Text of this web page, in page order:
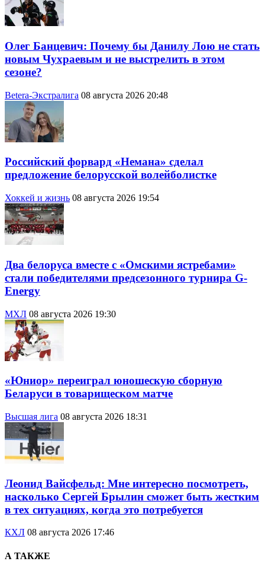
Олег Банцевич: Почему бы Данилу Лою не стать
новым Чухраевым и не выстрелить в этом
сезоне?
Betera-Экстралига 08 августа 2026 20:48
Российский форвард «Немана» сделал
предложение белорусской волейболистке
Хоккей и жизнь 08 августа 2026 19:54
Два белоруса вместе с «Омскими ястребами»
стали победителями предсезонного турнира G-
Energy
МХЛ 08 августа 2026 19:30
«Юниор» переиграл юношескую сборную
Беларуси в товарищеском матче
Высшая лига 08 августа 2026 18:31
Леонид Вайсфельд: Мне интересно посмотреть,
насколько Сергей Брылин сможет быть жестким
в тех ситуациях, когда это потребуется
КХЛ 08 августа 2026 17:46
А ТАКЖЕ